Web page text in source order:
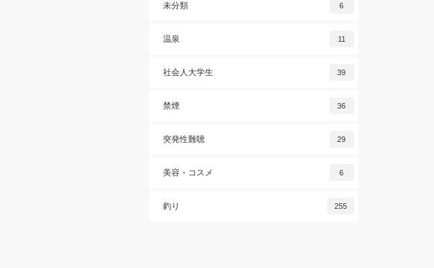
未分類 6
温泉 11
社会人大学生 39
禁煙 36
突発性難聴 29
美容・コスメ 6
釣り 255